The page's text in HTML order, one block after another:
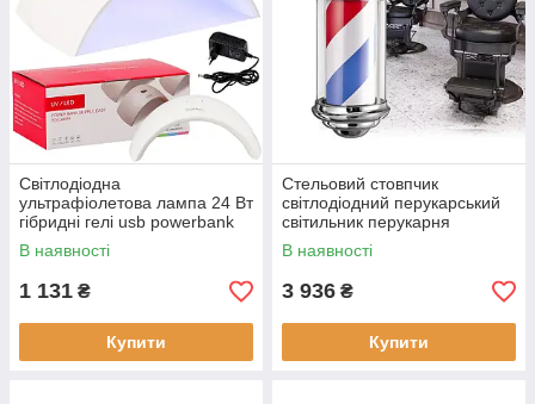
Світлодіодна
ультрафіолетова лампа 24 Вт
гібридні гелі usb powerbank
міцний
В наявності
1 131 ₴
Купити
Стельовий стовпчик
світлодіодний перукарський
світильник перукарня
рекламна вивіска для вітальні
48 см
В наявності
3 936 ₴
Купити